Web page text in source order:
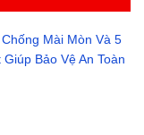
Mài Mòn Và 5
Bảo Vệ An Toàn